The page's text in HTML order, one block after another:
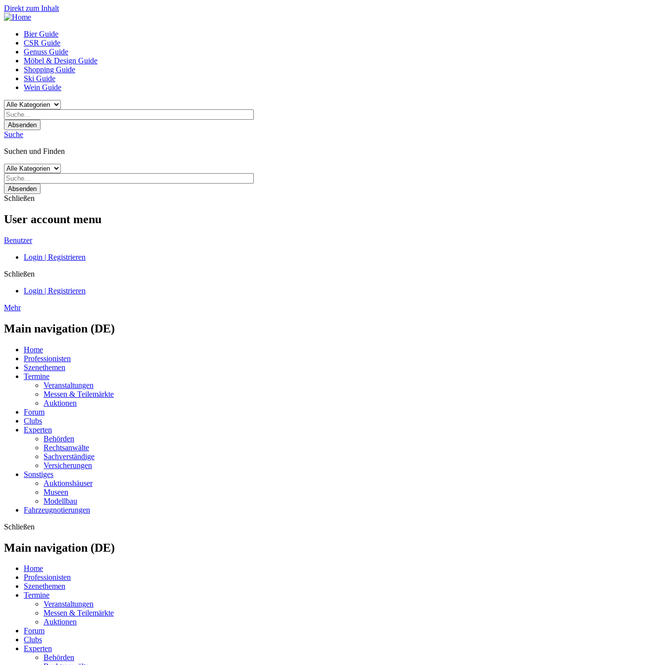
Direkt zum Inhalt
Bier Guide
CSR Guide
Genuss Guide
Möbel & Design Guide
Shopping Guide
Ski Guide
Wein Guide
Absenden
Suche
Suchen und Finden
Absenden
Schließen
User account menu
Benutzer
Login | Registrieren
Schließen
Login | Registrieren
Mehr
Main navigation (DE)
Home
Professionisten
Szenethemen
Termine
Veranstaltungen
Messen & Teilemärkte
Auktionen
Forum
Clubs
Experten
Behörden
Rechtsanwälte
Sachverständige
Versicherungen
Sonstiges
Auktionshäuser
Museen
Modellbau
Fahrzeugnotierungen
Schließen
Main navigation (DE)
Home
Professionisten
Szenethemen
Termine
Veranstaltungen
Messen & Teilemärkte
Auktionen
Forum
Clubs
Experten
Behörden